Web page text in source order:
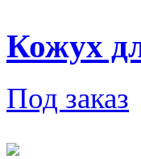
Кожух
Под заказ